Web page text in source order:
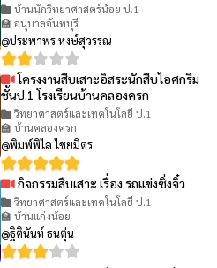
บ้านนักวิทยาศาสตร์น้อย ป.1
🏫 อนุบาลจันทบุรี
@ประพาพร หงษ์สุวรรณ
โครงงานสืบเสาะอิสระนักสืบไอศกรีม
ชั้นป.1 โรงเรียนบ้านคลองครก
วิทยาศาสตร์และเทคโนโลยี ป.1
🏫 บ้านคลองครก
@พิมพ์พิไล ไชยมิตร
กิจกรรมสืบเสาะ เรื่อง รถแข่งซิ่งจิ๋ว
วิทยาศาสตร์และเทคโนโลยี ป.1
🏫 บ้านแก่งน้อย
@ฐิตินันท์ ธนตุ่น